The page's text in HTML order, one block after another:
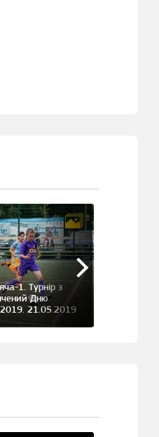
1. Турнір з
Дню
2019. 21.05.2019